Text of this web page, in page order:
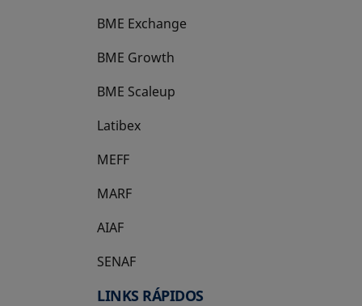
BME Exchange
BME Growth
se abre en una pestaña nueva
BME Scaleup
se abre en una pestaña nueva
Latibex
se abre en una pestaña nueva
MEFF
se abre en una pestaña nueva
MARF
AIAF
SENAF
LINKS RÁPIDOS